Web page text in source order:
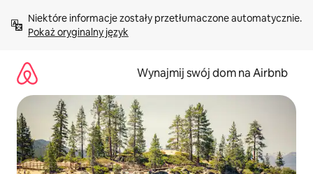
treści Pokaż oryginalny język
Wynajmij swój dom na Airbnb